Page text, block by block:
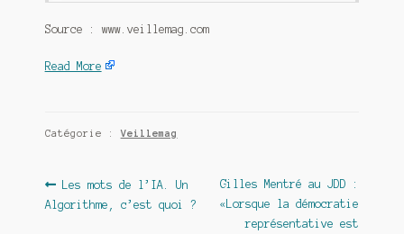
Source : www.veillemag.com
Read More
Catégorie :Veillemag
Navigation
de
Article
précédent :
Les mots de l’IA. Un
Algorithme, c’est quoi ?
Article
suivant :
Gilles Mentré au JDD :
«Lorsque la démocratie
représentative est